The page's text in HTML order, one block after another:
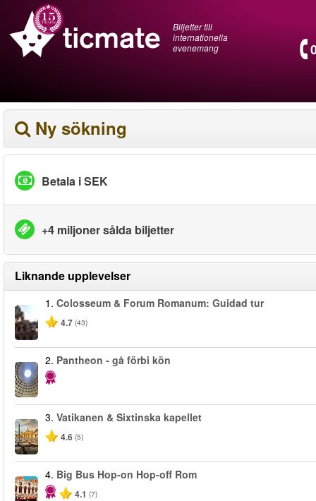
Biljetter till
internationella
evenemang
Ny sökning
Betala i SEK
+4 miljoner sålda biljetter
Liknande upplevelser
1. Colosseum & Forum Romanum: Guidad tur
4.7 (43)
2. Pantheon - gå förbi kön
3. Vatikanen & Sixtinska kapellet
4.6 (5)
4. Big Bus Hop-on Hop-off Rom
4.1 (7)